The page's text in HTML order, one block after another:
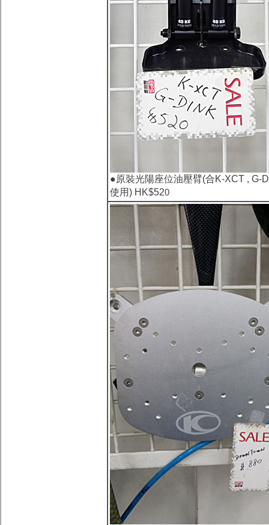
●原裝光陽座位油壓臂(合K-XCT , G-
使用) HK$520